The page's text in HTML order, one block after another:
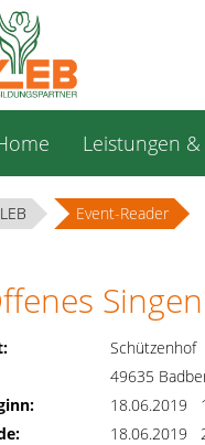
Leistungen &
LEB Event-Reader
Schützenhof
49635
18.06.2019
18.06.2019